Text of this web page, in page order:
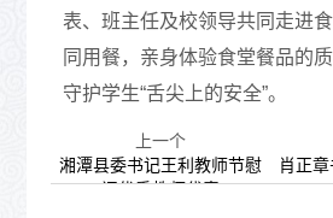
表、班主任及校领导共同走进
同用餐，亲身体验食堂餐品的
守护学生“舌尖上的安全”。
上一个
湘潭县委书记王利教师节慰
问优秀教师代表
肖正